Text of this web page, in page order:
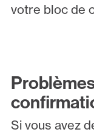
votre bloc de
Si vous avez